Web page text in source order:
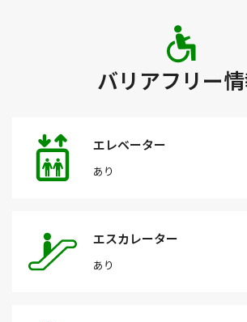
バリアフリー
エレベーター
あり
エスカレーター
あり